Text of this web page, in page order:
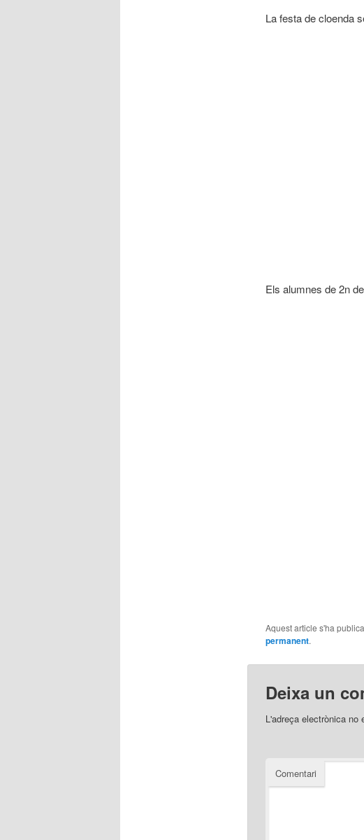
La festa de cloenda
Els alumnes de 2n
Aquest article s'ha
permanent.
Deixa un
L'adreça electrònica no
Comentari